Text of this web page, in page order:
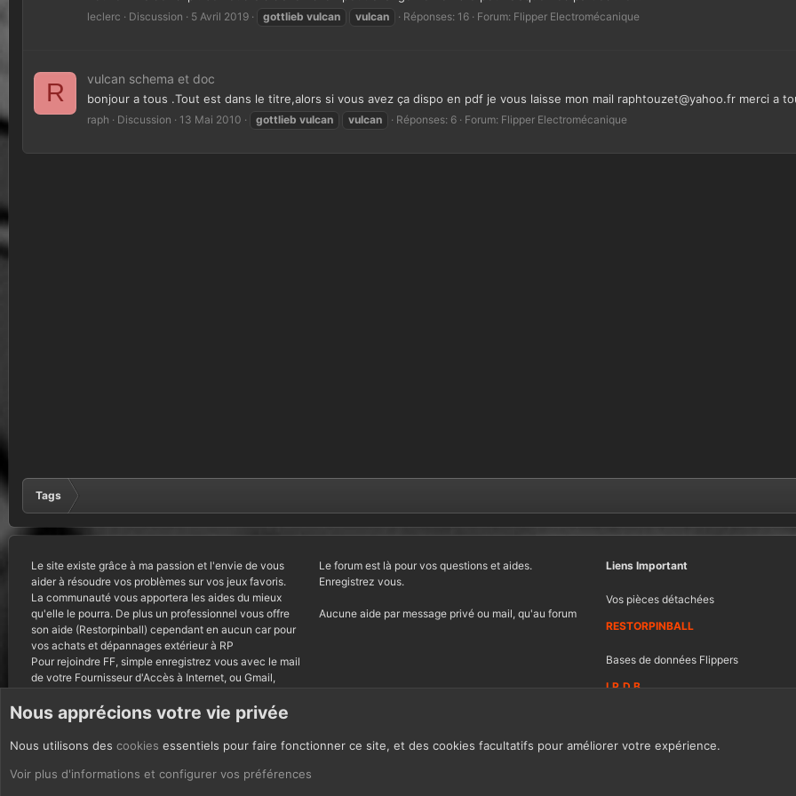
leclerc Discussion 5 Avril 2019 gottlieb vulcan vulcan Réponses: 16 Forum: Flipper Electromécanique
R vulcan schema et doc
bonjour a tous .Tout est dans le titre,alors si vous avez ça dispo en pdf je vous laisse mon mail raphtouzet@yahoo.fr merci a
raph Discussion 13 Mai 2010 gottlieb vulcan vulcan Réponses: 6 Forum: Flipper Electromécanique
Tags
Le site existe grâce à ma passion et l'envie de vous
aider à résoudre vos problèmes sur vos jeux favoris.
La communauté vous apportera les aides du mieux
qu'elle le pourra. De plus un professionnel vous offre
son aide (Restorpinball) cependant en aucun car pour
vos achats et dépannages extérieur à RP
Pour rejoindre FF, simple enregistrez vous avec le mail
de votre Fournisseur d'Accès à Internet, ou Gmail,
Le forum est là pour vos questions et aides.
Enregistrez vous.
Aucune aide par message privé ou mail, qu'au forum
Liens Important
Vos pièces détachées
RESTORPINBALL
Bases de données Flippers
I.P.D.B
CoOkies Français (FR)
Nous apprécions votre vie privée
Nous utilisons des cookies essentiels pour faire fonctionner ce site, et des cookies facultatifs pour améliorer votre expérience.
Voir plus d'informations et configurer vos préférences